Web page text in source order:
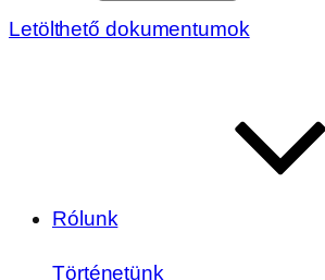
Letölthető dokumentumok
Rólunk
Történetünk